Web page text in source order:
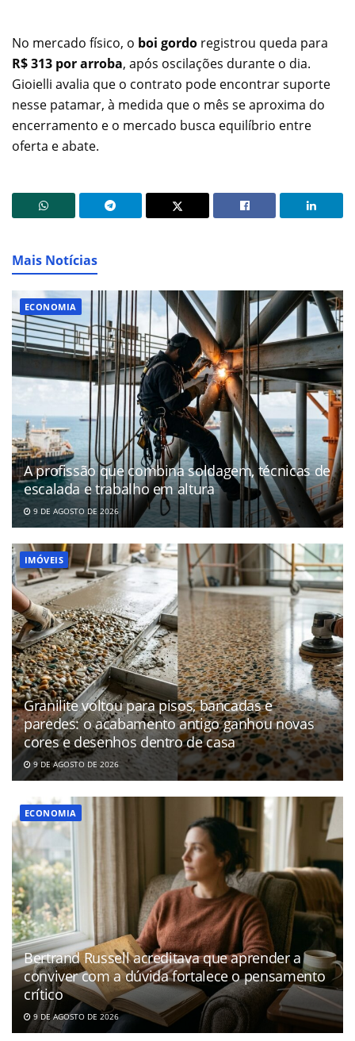
No mercado físico, o boi gordo registrou queda para
R$ 313 por arroba, após oscilações durante o dia.
Gioielli avalia que o contrato pode encontrar suporte
nesse patamar, à medida que o mês se aproxima do
encerramento e o mercado busca equilíbrio entre
oferta e abate.
Mais Notícias
ECONOMIA
A profissão que combina soldagem, técnicas de
escalada e trabalho em altura
9 DE AGOSTO DE 2026
IMÓVEIS
Granilite voltou para pisos, bancadas e
paredes: o acabamento antigo ganhou novas
cores e desenhos dentro de casa
9 DE AGOSTO DE 2026
ECONOMIA
Bertrand Russell acreditava que aprender a
conviver com a dúvida fortalece o pensamento
crítico
9 DE AGOSTO DE 2026